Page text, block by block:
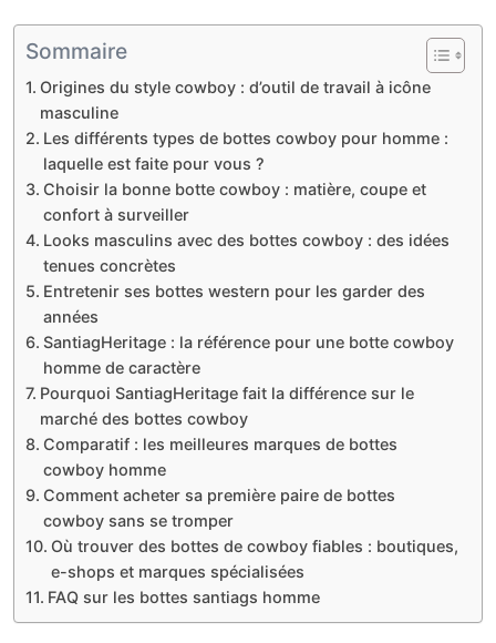
Sommaire
Origines du style cowboy : d’outil de travail à icône
masculine
Les différents types de bottes cowboy pour homme :
laquelle est faite pour vous ?
Choisir la bonne botte cowboy : matière, coupe et
confort à surveiller
Looks masculins avec des bottes cowboy : des idées
tenues concrètes
Entretenir ses bottes western pour les garder des
années
SantiagHeritage : la référence pour une botte cowboy
homme de caractère
Pourquoi SantiagHeritage fait la différence sur le
marché des bottes cowboy
Comparatif : les meilleures marques de bottes
cowboy homme
Comment acheter sa première paire de bottes
cowboy sans se tromper
Où trouver des bottes de cowboy fiables : boutiques,
e-shops et marques spécialisées
FAQ sur les bottes santiags homme